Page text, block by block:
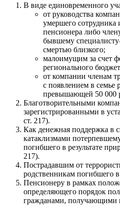
В виде единовременного
от руководства
умершего сотрудника
пенсионера либо
бывшему
смертью близкого;
малоимущим за счет
регионального
от компании членам
с появлением в семье
превышающей 50 000
Благотворительными
зарегистрированными в
ст. 217).
Как денежная поддержка в
катаклизмами
погибшего в результате
217).
Пострадавшим от
родственникам погибшего в
Пенсионеру в рамках
определяющего порядок
гражданами, получающими